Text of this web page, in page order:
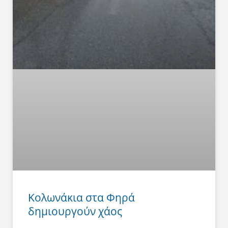
Κολωνάκια στα Φηρά
δημιουργούν χάος